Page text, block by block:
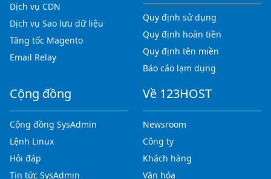
Dịch vụ CDN
Dịch vụ Sao lưu dữ liệu
Tăng tốc Magento
Email Relay
Quy định sử dụng
Quy định hoàn tiền
Quy định tên miền
Báo cáo lạm dụng
Cộng đồng
Cộng đồng SysAdmin
Lệnh Linux
Hỏi đáp
Tin tức SysAdmin
Về 123HOST
Newsroom
Công ty
Khách hàng
Văn hóa